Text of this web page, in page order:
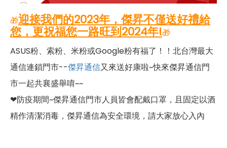
🎁迎接我們的2023年，傑昇不僅送好禮給
您，更祝福您一路旺到2024年!🎁
ASUS粉、索粉、米粉或Google粉有福了！！北台灣最大
通信連鎖門市--傑昇通信又來送好康啦~快來傑昇通信門
市一起共襄盛舉唷~~
❤防疫期間~傑昇通信門市人員皆會配戴口罩，且固定以酒
精作清潔消毒，傑昇通信為安全環境，請大家放心入內